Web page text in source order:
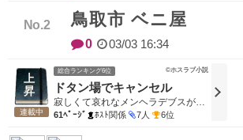
鳥取市 ベニ屋
0 03/03 16:34
総合ランキング6位
ドタン場でキャンセル
寂しくて哀れなメンヘラデブスがホストに通った結果
連載中 61ﾍﾟｰｼﾞ ﾎｽﾄ関係 7人 6位
©ホスラブ小説